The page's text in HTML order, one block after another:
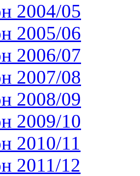
2004/05
2005/06
2006/07
2007/08
2008/09
2009/10
2010/11
2011/12